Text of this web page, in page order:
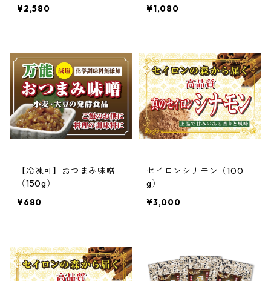
¥2,580
¥1,080
【冷凍可】おつまみ味噌
（150g）
¥680
セイロンシナモン（100
g）
¥3,000